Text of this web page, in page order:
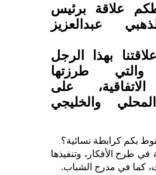
علاقة برئيس
عبدالعزيز
بهذا الرجل
طرزتها
الاتفاقية، على
والخليجي
بكم كرابطة نسائية؟
في طرح الأفكار، وتنفيذها
كما في مدرج الشباب.